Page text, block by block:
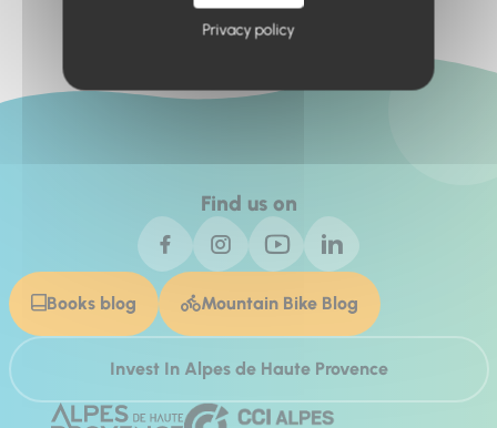
Find us on
Books blog Mountain Bike Blog
Invest In Alpes de Haute Provence
Privacy policy